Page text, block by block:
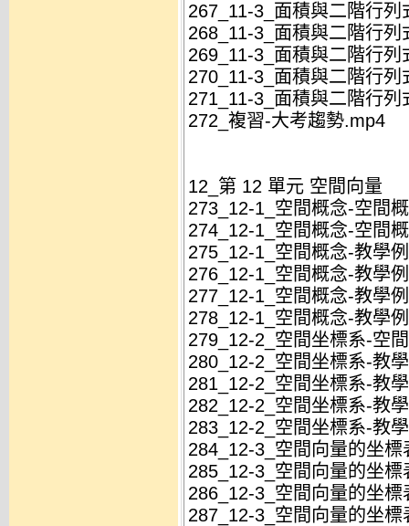
267_11-3_面積與二階行
268_11-3_面積與二階行
269_11-3_面積與二階行
270_11-3_面積與二階行
271_11-3_面積與二階行
272_複習-大考趨勢.mp4
12_第 12 單元 空間向量
273_12-1_空間概念-空間
274_12-1_空間概念-空間
275_12-1_空間概念-教學
276_12-1_空間概念-教學
277_12-1_空間概念-教學
278_12-1_空間概念-教學
279_12-2_空間坐標系-空
280_12-2_空間坐標系-教
281_12-2_空間坐標系-教
282_12-2_空間坐標系-教
283_12-2_空間坐標系-教
284_12-3_空間向量的坐
285_12-3_空間向量的坐
286_12-3_空間向量的坐
287_12-3_空間向量的坐